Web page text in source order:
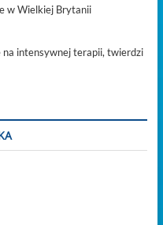
w Wielkiej Brytanii
na intensywnej terapii, twierdzi